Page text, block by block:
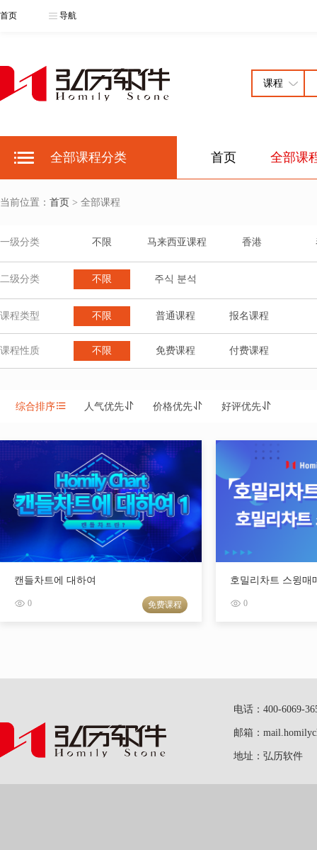
首页 导航
全部课程分类 首页 全部课
当前位置： 首页 > 全部课程
一级分类 不限 马来西亚课程 香港
二级分类 不限 주식 분석
课程类型 不限 普通课程 报名课程
课程性质 不限 免费课程 付费课程
综合排序 人气优先 价格优先 好评优先
캔들차트에 대하여
0 免费课程
호밀리차트 스윙매
0
电话：400-6069-
邮箱：
地址：弘历软件